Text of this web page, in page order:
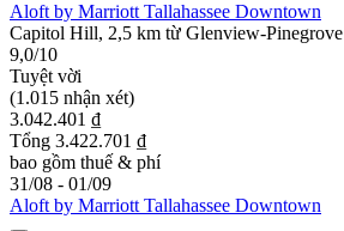
Aloft by Marriott Tallahassee Downtown
Capitol Hill, 2,5 km từ Glenview-Pinegrove
9,0/10
Tuyệt vời
(1.015 nhận xét)
3.042.401 ₫
Tổng 3.422.701 ₫
bao gồm thuế & phí
31/08 - 01/09
Aloft by Marriott Tallahassee Downtown